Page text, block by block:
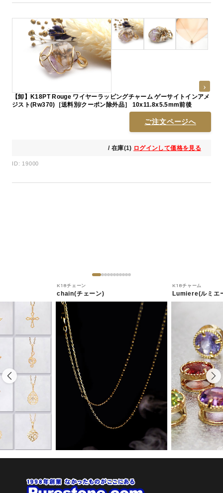
【卸】K18PT Rouge ワイヤーラッピングチャーム ゲーサイトインアメ
ジスト(Rw370)［送料別/クーポン除外品］ 10x11.8x5.5mm前後
ご注文ページへ
/ 在庫(1) ログインして価格を見る
ID: 19000
K18チェーン
chain(チェーン)
K18チャーム
Lumiere(ルミエ